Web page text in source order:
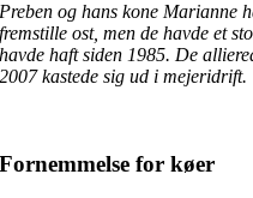
Preben og hans kone Marianne
fremstille ost, men de havde et
havde haft siden 1985. De
2007 kastede sig ud i mejeridrift.
Fornemmelse for køer